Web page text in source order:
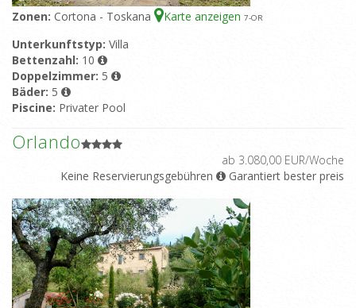
Zonen: Cortona - Toskana Karte anzeigen 7-OR
Unterkunftstyp: Villa
Bettenzahl: 10
Doppelzimmer: 5
Bäder: 5
Piscine: Privater Pool
Orlando
ab 3.080,00 EUR/Woche
Keine Reservierungsgebühren
Garantiert bester preis